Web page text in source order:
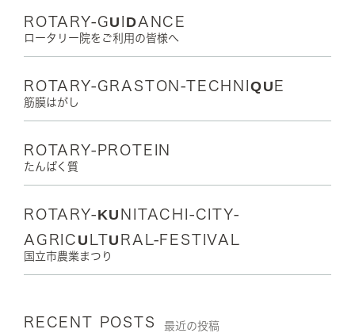
ROTARY-GUIDANCE
ロータリー院をご利用の皆様へ
ROTARY-GRASTON-TECHNIQUE
筋膜はがし
ROTARY-PROTEIN
たんぱく質
ROTARY-KUNITACHI-CITY-
AGRICULTURAL-FESTIVAL
国立市農業まつり
RECENT POSTS 最近の投稿